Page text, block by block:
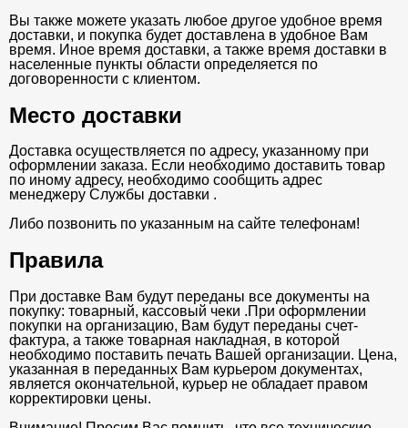
Вы также можете указать любое другое удобное время
доставки, и покупка будет доставлена в удобное Вам
время. Иное время доставки, а также время доставки в
населенные пункты области определяется по
договоренности с клиентом.
Место доставки
Доставка осуществляется по адресу, указанному при
оформлении заказа. Если необходимо доставить товар
по иному адресу, необходимо сообщить адрес
менеджеру Службы доставки .
Либо позвонить по указанным на сайте телефонам!
Правила
При доставке Вам будут переданы все документы на
покупку: товарный, кассовый чеки .При оформлении
покупки на организацию, Вам будут переданы счет-
фактура, а также товарная накладная, в которой
необходимо поставить печать Вашей организации. Цена,
указанная в переданных Вам курьером документах,
является окончательной, курьер не обладает правом
корректировки цены.